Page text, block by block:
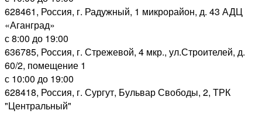
628461, Россия, г. Радужный, 1 микрорайон, д. 43 АДЦ
«Аганград»
с 8:00 до 19:00
636785, Россия, г. Стрежевой, 4 мкр., ул.Строителей, д.
60/2, помещение 1
с 10:00 до 19:00
628418, Россия, г. Сургут, Бульвар Свободы, 2, ТРК
"Центральный"